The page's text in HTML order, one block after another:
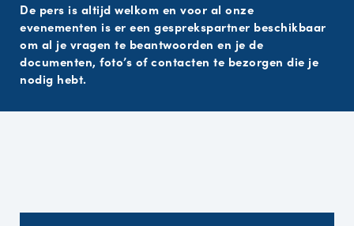
De pers is altijd welkom en voor al onze
evenementen is er een gesprekspartner beschikbaar
om al je vragen te beantwoorden en je de
documenten, foto’s of contacten te bezorgen die je
nodig hebt.